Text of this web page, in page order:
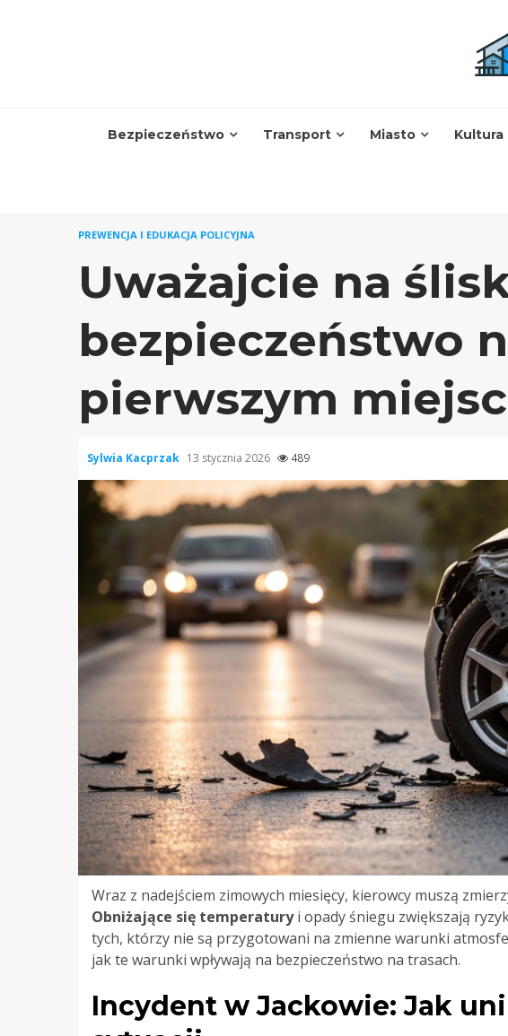
Bezpieczeństwo Transport Miasto Kultura
PREWENCJA I EDUKACJA POLICYJNA
Uważajcie na
bezpieczeństwo
pierwszym
Sylwia Kacprzak 13 stycznia 2026 489
Wraz z nadejściem zimowych miesięcy, kierowcy muszą
Obniżające się temperaturyi opady śniegu zwiększają
tych, którzy nie są przygotowani na zmienne warunki
jak te warunki wpływają na bezpieczeństwo na trasach.
Incydent w Jackowie: Jak